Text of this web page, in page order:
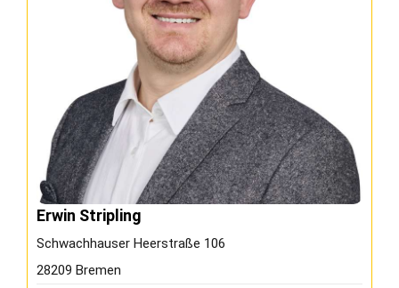
Erwin Stripling
Schwachhauser Heerstraße 106
28209 Bremen